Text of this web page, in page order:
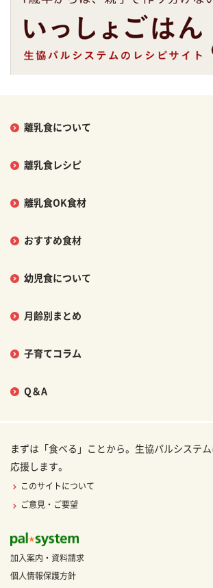
離乳食について
離乳食レシピ
離乳食OK食材
おすすめ食材
幼児食について
月齢別まとめ
子育てコラム
Q＆A
まずは「食べる」ことから。生協パルシステ
応援します。
このサイトについて
ご意見・ご要望
加入案内・資料請求
個人情報保護方針